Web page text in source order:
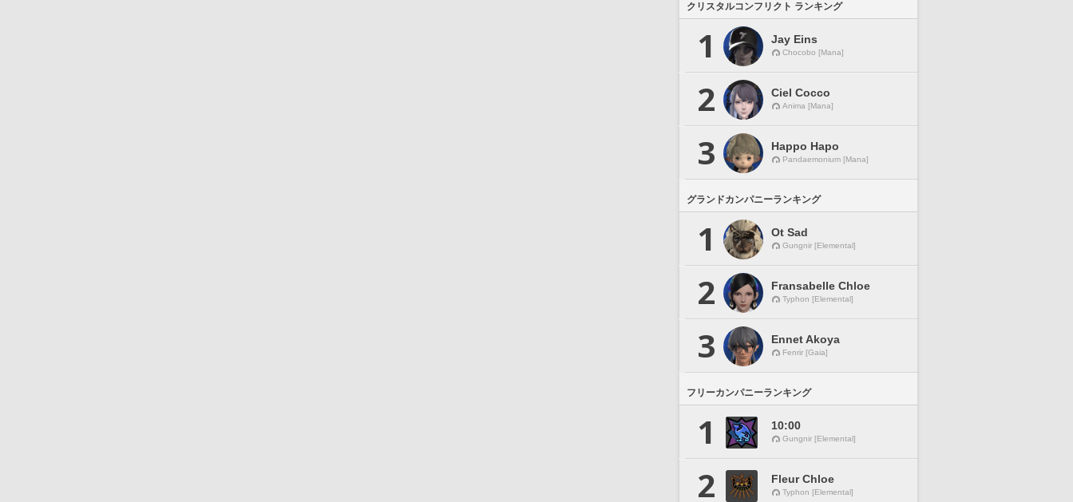
クリスタルコンフリクト ランキング
1 Jay Eins
Chocobo [Mana]
2 Ciel Cocco
Anima [Mana]
3 Happo Hapo
Pandaemonium [Mana]
グランドカンパニーランキング
1 Ot Sad
Gungnir [Elemental]
2 Fransabelle Chloe
Typhon [Elemental]
3 Ennet Akoya
Fenrir [Gaia]
フリーカンパニーランキング
1 10:00
Gungnir [Elemental]
2 Fleur Chloe
Typhon [Elemental]